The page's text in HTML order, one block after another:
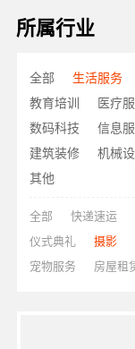
所属行业
全部 生活服务
教育培训
医疗
数码科技
信息
建筑装修
机械
其他
全部 快递速运
仪式典礼
摄影
宠物服务
房屋租